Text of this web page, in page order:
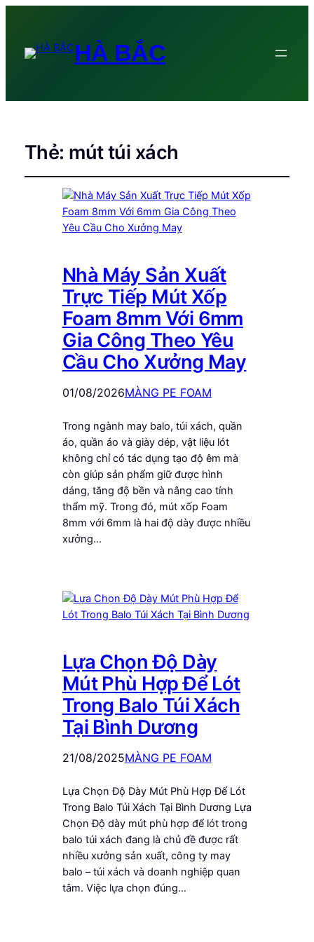
HÀ BẮC
Thẻ: mút túi xách
Nhà Máy Sản Xuất
Trực Tiếp Mút Xốp
Foam 8mm Với 6mm
Gia Công Theo Yêu
Cầu Cho Xưởng May
01/08/2026MÀNG PE FOAM
Trong ngành may balo, túi xách, quần
áo, quần áo và giày dép, vật liệu lót
không chỉ có tác dụng tạo độ êm mà
còn giúp sản phẩm giữ được hình
dáng, tăng độ bền và nâng cao tính
thẩm mỹ. Trong đó, mút xốp Foam
8mm với 6mm là hai độ dày được nhiều
xưởng…
Lựa Chọn Độ Dày
Mút Phù Hợp Để Lót
Trong Balo Túi Xách
Tại Bình Dương
21/08/2025MÀNG PE FOAM
Lựa Chọn Độ Dày Mút Phù Hợp Để Lót
Trong Balo Túi Xách Tại Bình Dương Lựa
Chọn Độ dày mút phù hợp để lót trong
balo túi xách đang là chủ đề được rất
nhiều xưởng sản xuất, công ty may
balo – túi xách và doanh nghiệp quan
tâm. Việc lựa chọn đúng…